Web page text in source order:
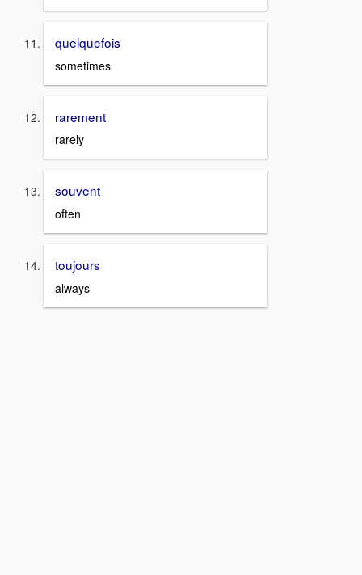
quelquefois
sometimes
rarement
rarely
souvent
often
toujours
always